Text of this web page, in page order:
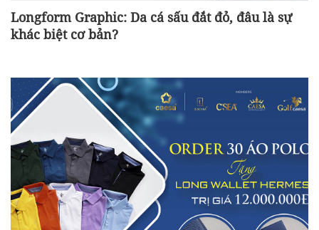
Longform Graphic: Da cá sấu đắt đỏ, đâu là sự
khác biệt cơ bản?